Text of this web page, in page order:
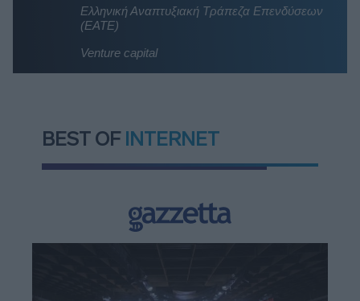
Ελληνική Αναπτυξιακή Τράπεζα Επενδύσεων
(ΕΑΤΕ)
Venture capital
BEST OF INTERNET